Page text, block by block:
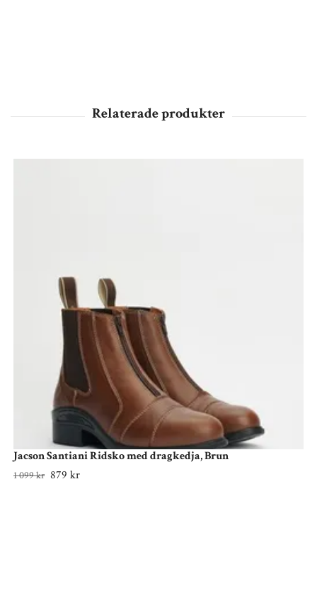
Jacson Santiani Ridsko med dragkedja, Brun
1 099 kr 879 kr